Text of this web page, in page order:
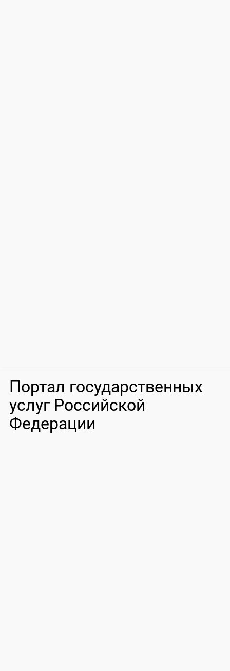
Портал государственных
услуг Российской
Федерации